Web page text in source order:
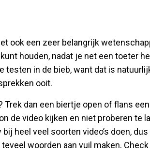
ook een zeer belangrijk
houden, nadat je net een toeter
testen in de bieb, want dat is
ooit.
dan een biertje open of flans
de video kijken en niet proberen te
heel veel soorten video’s doen,
woorden aan vuil maken.